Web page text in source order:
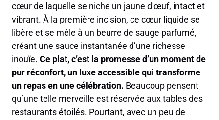
cœur de laquelle se niche un jaune d’œuf, intact et
vibrant. À la première incision, ce cœur liquide se
libère et se mêle à un beurre de sauge parfumé,
créant une sauce instantanée d’une richesse
inouïe. Ce plat, c’est la promesse d’un moment de
pur réconfort, un luxe accessible qui transforme
un repas en une célébration. Beaucoup pensent
qu’une telle merveille est réservée aux tables des
restaurants étoilés. Pourtant, avec un peu de